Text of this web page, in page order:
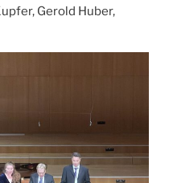
Gerold Huber,